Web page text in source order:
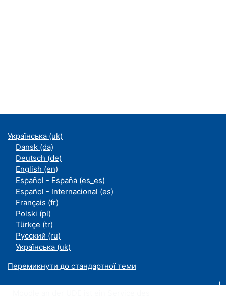
Українська ‎(uk)‎
Dansk ‎(da)‎
Deutsch ‎(de)‎
English ‎(en)‎
Español - España ‎(es_es)‎
Español - Internacional ‎(es)‎
Français ‎(fr)‎
Polski ‎(pl)‎
Türkçe ‎(tr)‎
Русский ‎(ru)‎
Українська ‎(uk)‎
Перемикнути до стандартної теми